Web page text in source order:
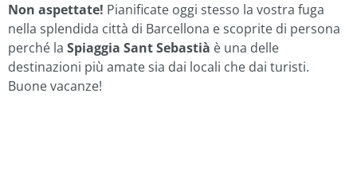
Non aspettate! Pianificate oggi stesso la vostra fuga
nella splendida città di Barcellona e scoprite di persona
perché la Spiaggia Sant Sebastià è una delle
destinazioni più amate sia dai locali che dai turisti.
Buone vacanze!